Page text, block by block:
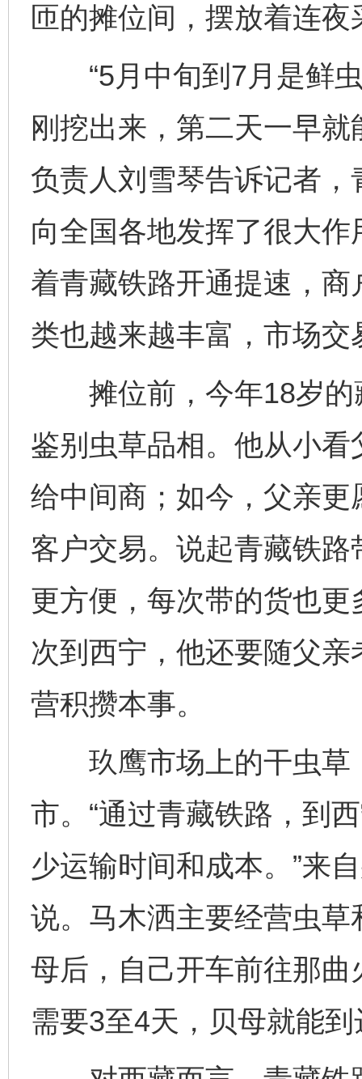
匝的摊位间，摆放着连
“5月中旬到7月是鲜虫
刚挖出来，第二天一早
负责人刘雪琴告诉记者
向全国各地发挥了很大
着青藏铁路开通提速，
类也越来越丰富，市场交
摊位前，今年18岁的
鉴别虫草品相。他从小
给中间商；如今，父亲
客户交易。说起青藏铁路
更方便，每次带的货也更
次到西宁，他还要随父
营积攒本事。
玖鹰市场上的干虫草
市。“通过青藏铁路，到
少运输时间和成本。”来
说。马木洒主要经营虫
母后，自己开车前往那
需要3至4天，贝母就能